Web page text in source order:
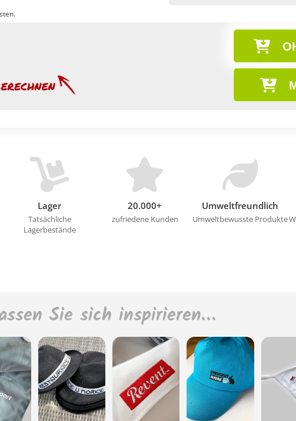
Lager
Tatsächliche
Lagerbestände
20.000+
zufriedene Kunden
Umweltfreundlich
Umweltbewusste Produkte
Sie sich inspirieren…